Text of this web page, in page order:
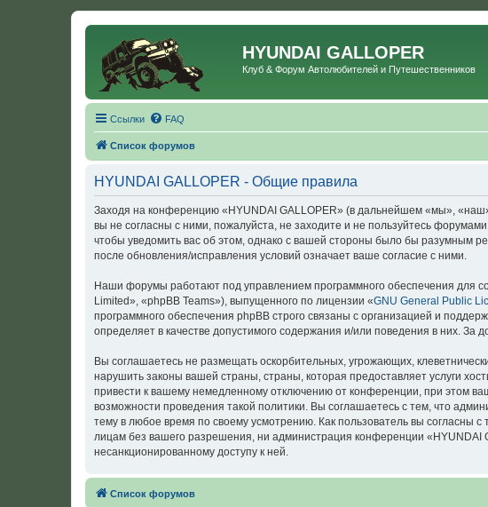
HYUNDAI GALLOPER
Клуб & Форум Автолюбителей и Путешественников
Ссылки FAQ
Список форумов
HYUNDAI GALLOPER - Общие правила
Заходя на конференцию «HYUNDAI GALLOPER» (в дальнейшем «мы»,
вы не согласны с ними, пожалуйста, не заходите и не пользуйтесь
чтобы уведомить вас об этом, однако с вашей стороны было бы разумным
после обновления/исправления условий означает ваше согласие с ними.
Наши форумы работают под управлением программного обеспечения для
Limited», «phpBB Teams»), выпущенного по лицензии «GNU General Public
программного обеспечения phpBB строго связаны с организацией и
определяет в качестве допустимого содержания и/или поведения в них.
Вы соглашаетесь не размещать оскорбительных, угрожающих,
нарушить законы вашей страны, страны, которая предоставляет услуги
привести к вашему немедленному отключению от конференции, при этом
возможности проведения такой политики. Вы соглашаетесь с тем, что
тему в любое время по своему усмотрению. Как пользователь вы согласны
лицам без вашего разрешения, ни администрация конференции «HYUNDAI
несанкционированному доступу к ней.
Список форумов